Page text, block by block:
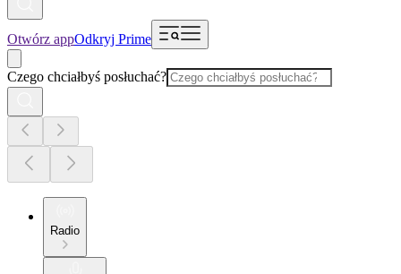
Otwórz appOdkryj Prime
Czego chciałbyś posłuchać?
Radio